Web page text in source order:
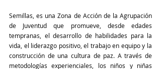
Semillas, es una Zona de Acción de la Agrupación
de Juventud que promueve, desde edades
tempranas, el desarrollo de habilidades para la
vida, el liderazgo positivo, el trabajo en equipo y la
construcción de una cultura de paz. A través de
metodologías experienciales, los niños y niñas